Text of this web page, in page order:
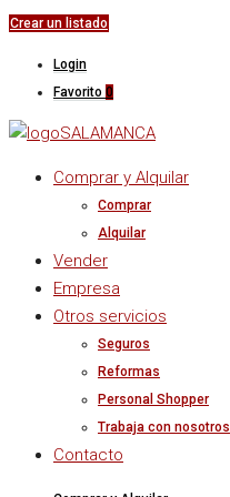
Crear un listado
Login
Favorito 0
Comprar y Alquilar
Comprar
Alquilar
Vender
Empresa
Otros servicios
Seguros
Reformas
Personal Shopper
Trabaja con nosotros
Contacto